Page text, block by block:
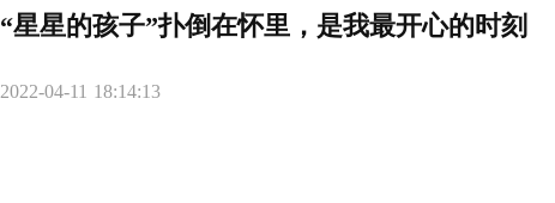
“星星的孩子”扑倒在怀里，是我最开心的时刻
2022-04-11 18:14:13